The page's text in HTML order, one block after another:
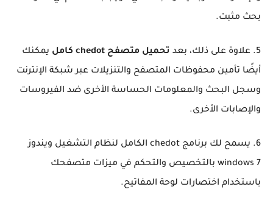
بحث مثبت.
5. علاوة على ذلك، بعد تحميل متصفح chedot كامل
يمكنك
أيضًا تأمين محفوظات المتصفح والتنزيلات عبر شبكة الإنترنت
وسجل البحث والمعلومات الحساسة الأخرى ضد الفيروسات
والإصابات الأخرى.
6. يسمح لك برنامج chedot الكامل لنظام التشغيل ويندوز
windows 7 بالتخصيص والتحكم في ميزات متصفحك
باستخدام اختصارات لوحة المفاتيح.